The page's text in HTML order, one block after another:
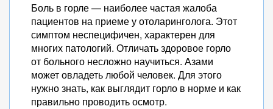
Боль в горле — наиболее частая жалоба
пациентов на приеме у отоларинголога. Этот
симптом неспецифичен, характерен для
многих патологий. Отличать здоровое горло
от больного несложно научиться. Азами
может овладеть любой человек. Для этого
нужно знать, как выглядит горло в норме и как
правильно проводить осмотр.